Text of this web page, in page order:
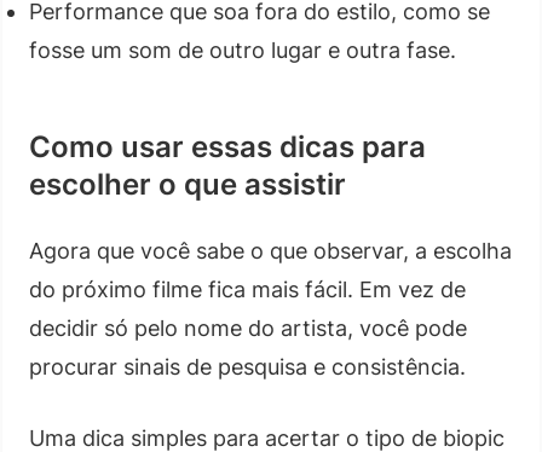
Performance que soa fora do estilo, como se
fosse um som de outro lugar e outra fase.
Como usar essas dicas para
escolher o que assistir
Agora que você sabe o que observar, a escolha
do próximo filme fica mais fácil. Em vez de
decidir só pelo nome do artista, você pode
procurar sinais de pesquisa e consistência.
Uma dica simples para acertar o tipo de biopic